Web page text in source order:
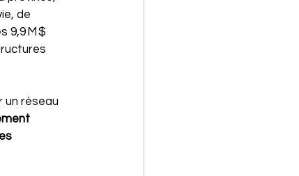
de
M $
un réseau